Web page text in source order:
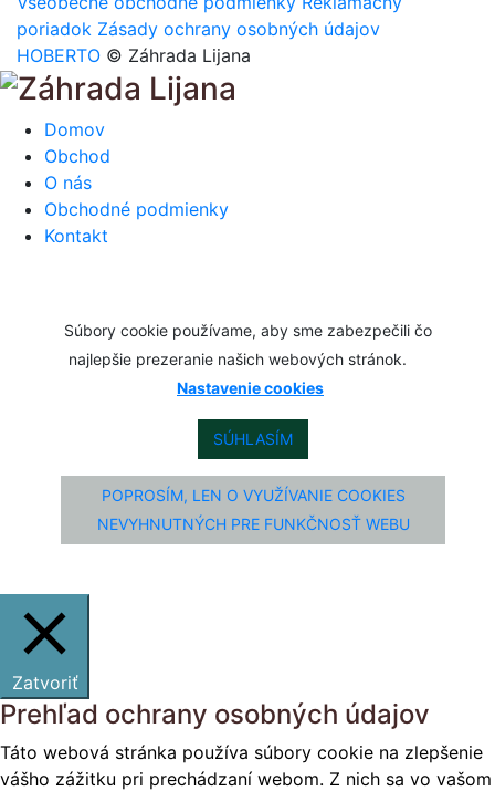
poriadok Zásady ochrany osobných údajov
HOBERTO © Záhrada Lijana
Domov
Obchod
O nás
Obchodné podmienky
Kontakt
Súbory cookie používame, aby sme zabezpečili čo
najlepšie prezeranie našich webových stránok.
Nastavenie cookies
SÚHLASÍM
POPROSÍM, LEN O VYUŽÍVANIE COOKIES
NEVYHNUTNÝCH PRE FUNKČNOSŤ WEBU
Zatvoriť
Prehľad ochrany osobných údajov
Táto webová stránka používa súbory cookie na zlepšenie
vášho zážitku pri prechádzaní webom. Z nich sa vo vašom